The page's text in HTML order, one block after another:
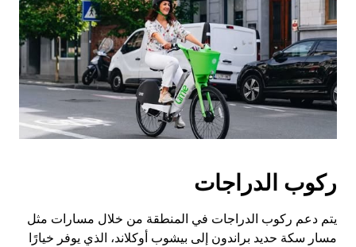
ركوب الدراجات
يتم دعم ركوب الدراجات في المنطقة من خلال مسارات مثل
مسار سكة حديد براندون إلى بيشوب أوكلاند، الذي يوفر خيارًا